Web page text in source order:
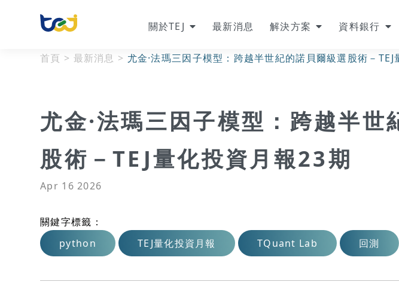
關於TEJ 最新消息 解決方案 資料銀行
首頁 > 最新消息 > 尤金·法瑪三因子模型：跨越半世紀的諾貝爾級選股術－
尤金·法瑪三因子模型：跨越半世
股術－TEJ量化投資月報23期
Apr 16 2026
關鍵字標籤：
python
TEJ量化投資月報 TQuant Lab 回測